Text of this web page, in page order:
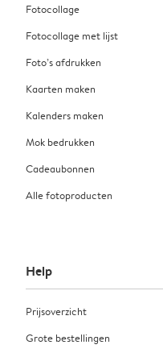
Fotocollage
Fotocollage met lijst
Foto’s afdrukken
Kaarten maken
Kalenders maken
Mok bedrukken
Cadeaubonnen
Alle fotoproducten
Help
Prijsoverzicht
Grote bestellingen